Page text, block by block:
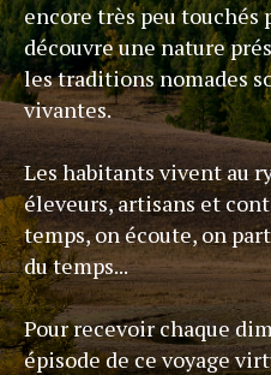
encore très peu touchés
découvre une nature
les traditions nomades
vivantes.
Les habitants vivent au
éleveurs, artisans et
temps, on écoute, on
du temps...
Pour recevoir chaque
épisode de ce voyage